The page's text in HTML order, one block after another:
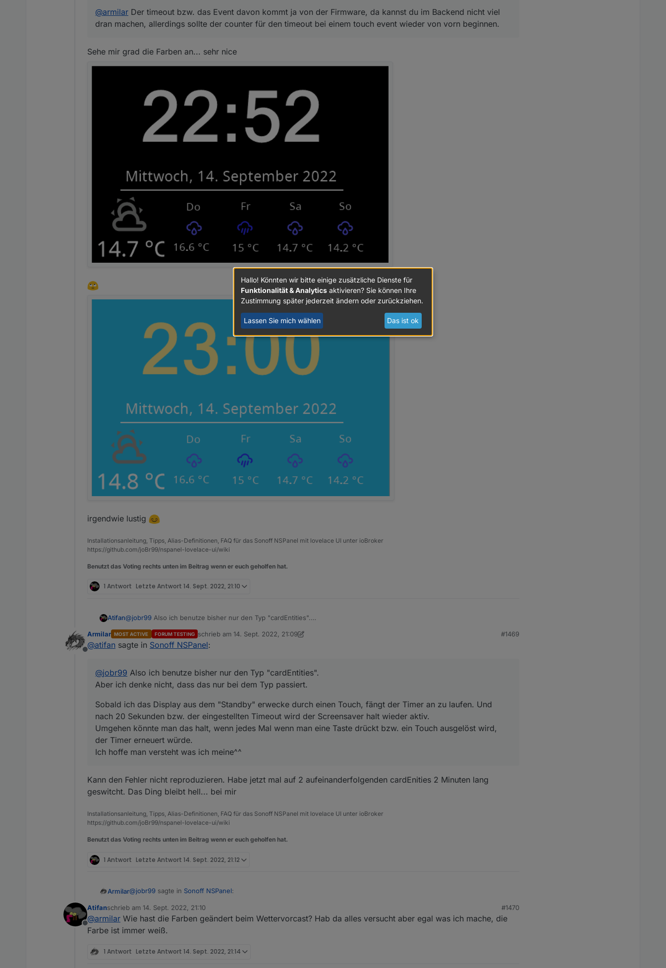
@armilar Der timeout bzw. das Event davon kommt ja von der Firmware, da kannst du im Backend nicht viel
dran machen, allerdings sollte der counter für den timeout bei einem touch event wieder von vorn beginnen.
Sehe mir grad die Farben an... sehr nice
irgendwie lustig
Installationsanleitung, Tipps, Alias-Definitionen, FAQ für das Sonoff NSPanel mit lovelace UI unter ioBroker
https://github.com/joBr99/nspanel-lovelace-ui/wiki
Benutzt das Voting rechts unten im Beitrag wenn er euch geholfen hat.
1 Antwort Letzte Antwort 14. Sept. 2022, 21:10
Atifan@jobr99 Also ich benutze bisher nur den Typ "cardEntities".
Sobald ich das Display aus dem "Standby" erwecke durch einen Touch, fängt der Timer an zu laufen. Und nach 20 Sekunden
bzw. der eingestellten Timeout wird der Screensaver halt wieder aktiv.
Ich hoffe man versteht was ich meine^^
Offline
Armilar MOST ACTIVE FORUM TESTING schrieb am14. Sept. 2022, 21:09
zuletzt editiert von Armilar
#1469
@atifan sagte in Sonoff NSPanel:
@jobr99 Also ich benutze bisher nur den Typ "cardEntities".
Aber ich denke nicht, dass das nur bei dem Typ passiert.
Sobald ich das Display aus dem "Standby" erwecke durch einen Touch, fängt der Timer an zu laufen. Und
nach 20 Sekunden bzw. der eingestellten Timeout wird der Screensaver halt wieder aktiv.
Umgehen könnte man das halt, wenn jedes Mal wenn man eine Taste drückt bzw. ein Touch ausgelöst wird,
der Timer erneuert würde.
Ich hoffe man versteht was ich meine^^
Kann den Fehler nicht reproduzieren. Habe jetzt mal auf 2 aufeinanderfolgenden cardEnities 2 Minuten lang
geswitcht. Das Ding bleibt hell... bei mir
Installationsanleitung, Tipps, Alias-Definitionen, FAQ für das Sonoff NSPanel mit lovelace UI unter ioBroker
https://github.com/joBr99/nspanel-lovelace-ui/wiki
Benutzt das Voting rechts unten im Beitrag wenn er euch geholfen hat.
1 Antwort Letzte Antwort 14. Sept. 2022, 21:12
Armilar@jobr99 sagte in Sonoff NSPanel:
@armilarDer timeout bzw. das Event davon kommt ja von der Firmware, da kannst du im Backend nicht viel dran
machen, allerdings sollte der counter für den timeout bei einem touch event wieder von vorn beginnen.
Sehe mir grad die Farben an... sehr nice
Offline
Atifanschrieb am 14. Sept. 2022, 21:10
zuletzt editiert von
#1470
@armilar Wie hast die Farben geändert beim Wettervorcast? Hab da alles versucht aber egal was ich mache, die
Farbe ist immer weiß.
1 Antwort Letzte Antwort 14. Sept. 2022, 21:14
Hallo! Könnten wir bitte einige zusätzliche Dienste für
Funktionalität & Analytics aktivieren? Sie können Ihre
Zustimmung später jederzeit ändern oder zurückziehen.
Lassen Sie mich wählen Das ist ok